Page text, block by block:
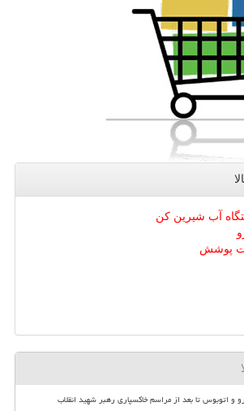
آب شیرین کن
پوشش
و اتوبوس تا بعد از مراسم خاکسپاری رهبر شهید انقلاب